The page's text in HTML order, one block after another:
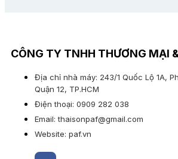
CÔNG TY TNHH THƯƠNG MẠI
Địa chỉ nhà máy: 243/1 Quốc Lộ 1A,
Quận 12, TP.HCM
Điện thoại: 0909 282 038
Email: thaisonpaf@gmail.com
Website: paf.vn